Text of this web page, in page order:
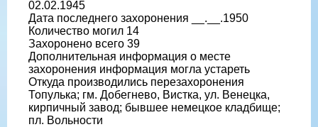
02.02.1945
Дата последнего захоронения __.__.1950
Количество могил 14
Захоронено всего 39
Дополнительная информация о месте
захоронения информация могла устареть
Откуда производились перезахоронения
Топулька; гм. Добегнево, Вистка, ул. Венецка,
кирпичный завод; бывшее немецкое кладбище;
пл. Вольности